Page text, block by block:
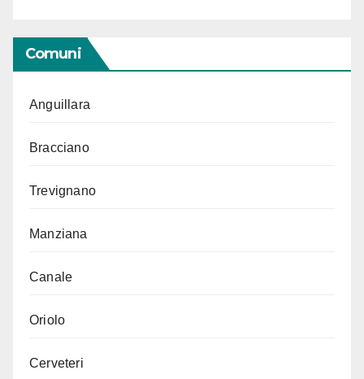
Comuni
Anguillara
Bracciano
Trevignano
Manziana
Canale
Oriolo
Cerveteri